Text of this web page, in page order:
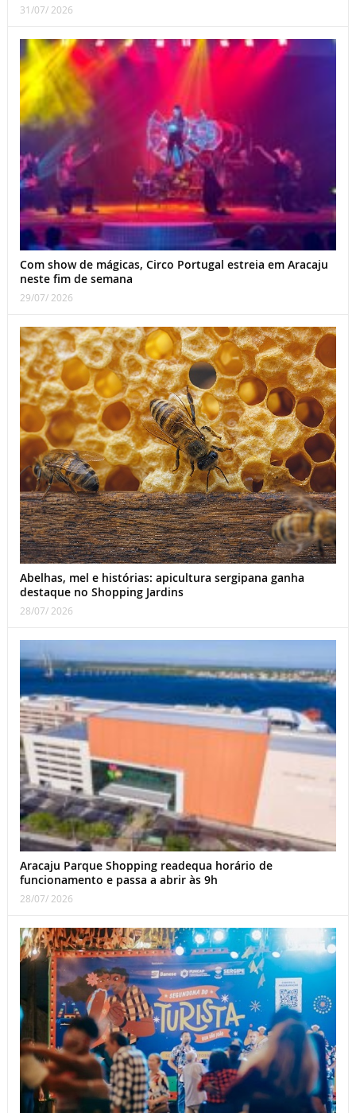
31/07/ 2026
Com show de mágicas, Circo Portugal estreia em Aracaju
neste fim de semana
29/07/ 2026
Abelhas, mel e histórias: apicultura sergipana ganha
destaque no Shopping Jardins
28/07/ 2026
Aracaju Parque Shopping readequa horário de
funcionamento e passa a abrir às 9h
28/07/ 2026